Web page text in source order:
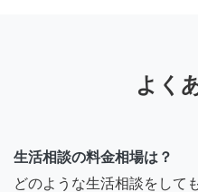
よく
生活相談の料金相場は？
どのような生活相談をして